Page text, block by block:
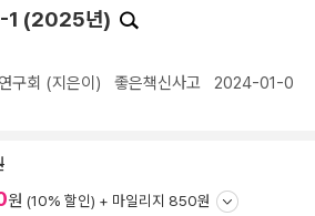
1 (2025년)
구회 (지은이) 좋은책신사고 2024-01-0
원 (10% 할인) + 마일리지 850원